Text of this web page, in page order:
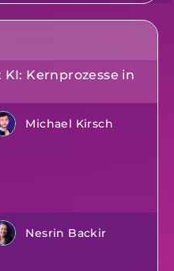
Kernprozesse in
Michael Kirsch
Nesrin Backir